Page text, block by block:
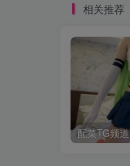
相关推荐
配菜TG频道